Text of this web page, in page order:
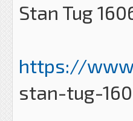
Stan Tug
https://
stan-tug-